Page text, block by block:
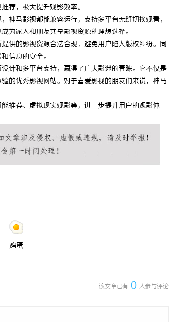
荐，极大提升观影效率。
神马影视都能兼容运行，支持多平台无缝切换观看，
为家人和朋友共享影视资源的理想选择。
供的影视资源合法合规，避免用户陷入版权纠纷。同
信息的安全。
计和多平台支持，赢得了广大影迷的青睐。它不仅是
的优秀影视网站。对于喜爱影视的朋友们来说，神马
推荐、虚拟现实观影等，进一步提升用户的观影体
鸡蛋
该文章已有 0 人参与评论
花钱，